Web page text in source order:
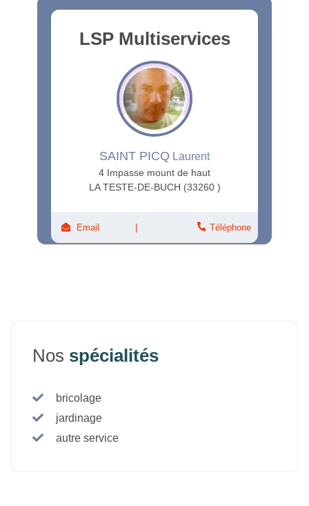
LSP Multiservices
SAINT PICQ Laurent
4 Impasse mount de haut
LA TESTE-DE-BUCH (33260 )
Email Téléphone
Nos spécialités
bricolage
jardinage
autre service